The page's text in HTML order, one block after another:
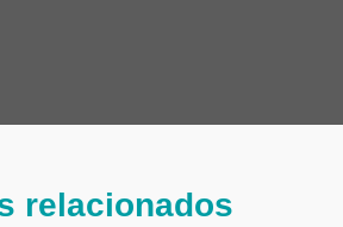
relacionados